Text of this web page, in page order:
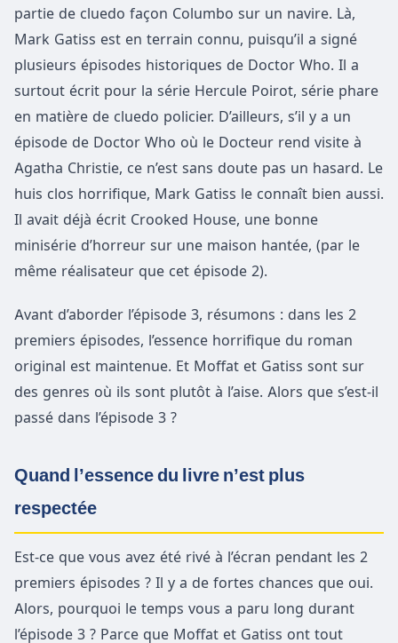
partie de cluedo façon Columbo sur un navire. Là,
Mark Gatiss est en terrain connu, puisqu’il a signé
plusieurs épisodes historiques de Doctor Who. Il a
surtout écrit pour la série Hercule Poirot, série phare
en matière de cluedo policier. D’ailleurs, s’il y a un
épisode de Doctor Who où le Docteur rend visite à
Agatha Christie, ce n’est sans doute pas un hasard. Le
huis clos horrifique, Mark Gatiss le connaît bien aussi.
Il avait déjà écrit Crooked House, une bonne
minisérie d’horreur sur une maison hantée, (par le
même réalisateur que cet épisode 2).
Avant d’aborder l’épisode 3, résumons : dans les 2
premiers épisodes, l’essence horrifique du roman
original est maintenue. Et Moffat et Gatiss sont sur
des genres où ils sont plutôt à l’aise. Alors que s’est-il
passé dans l’épisode 3 ?
Quand l’essence du livre n’est plus
respectée
Est-ce que vous avez été rivé à l’écran pendant les 2
premiers épisodes ? Il y a de fortes chances que oui.
Alors, pourquoi le temps vous a paru long durant
l’épisode 3 ? Parce que Moffat et Gatiss ont tout